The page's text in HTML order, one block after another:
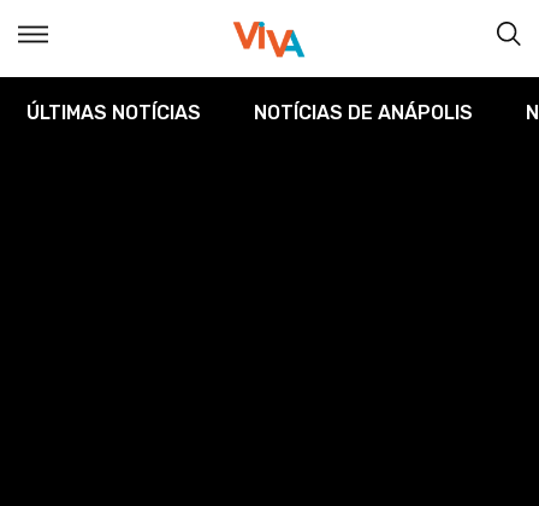
ÚLTIMAS NOTÍCIAS NOTÍCIAS DE ANÁPOLIS